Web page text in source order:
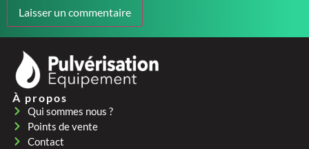
À propos
Qui sommes nous ?
Points de vente
Contact